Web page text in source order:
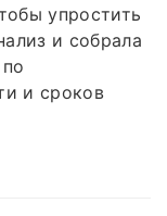
упростить
и собрала
и сроков